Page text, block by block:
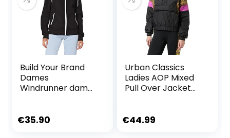
Build Your Brand
Dames
Windrunner dames
€35.90
Urban Classics
Ladies AOP Mixed
Pull Over Jacket
€44.99